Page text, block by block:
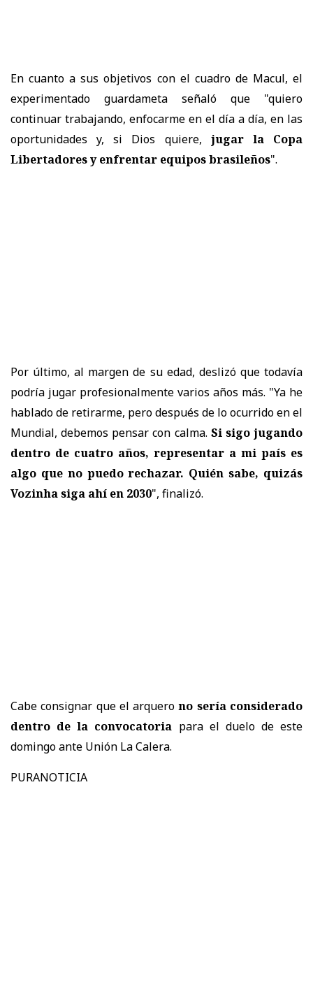
En cuanto a sus objetivos con el cuadro de Macul, el
experimentado guardameta señaló que "quiero
continuar trabajando, enfocarme en el día a día, en las
oportunidades y, si Dios quiere, jugar la Copa
Libertadores y enfrentar equipos brasileños".
Por último, al margen de su edad, deslizó que todavía
podría jugar profesionalmente varios años más. "Ya he
hablado de retirarme, pero después de lo ocurrido en el
Mundial, debemos pensar con calma. Si sigo jugando
dentro de cuatro años, representar a mi país es
algo que no puedo rechazar. Quién sabe, quizás
Vozinha siga ahí en 2030", finalizó.
Cabe consignar que el arquerono sería considerado
dentro de la convocatoria para el duelo de este
domingo ante Unión La Calera.
PURANOTICIA